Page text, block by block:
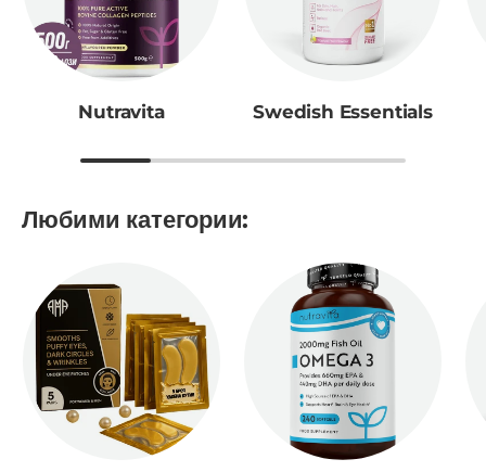
Nutravita Swedish Essentials
Любими категории: